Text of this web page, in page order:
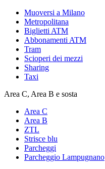
Muoversi a Milano
Metropolitana
Biglietti ATM
Abbonamenti ATM
Tram
Scioperi dei mezzi
Sharing
Taxi
Area C, Area B e sosta
Area C
Area B
ZTL
Strisce blu
Parcheggi
Parcheggio Lampugnano